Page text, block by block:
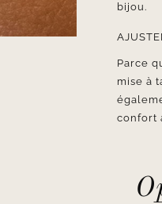
bijou.
Parce
mise à
confort